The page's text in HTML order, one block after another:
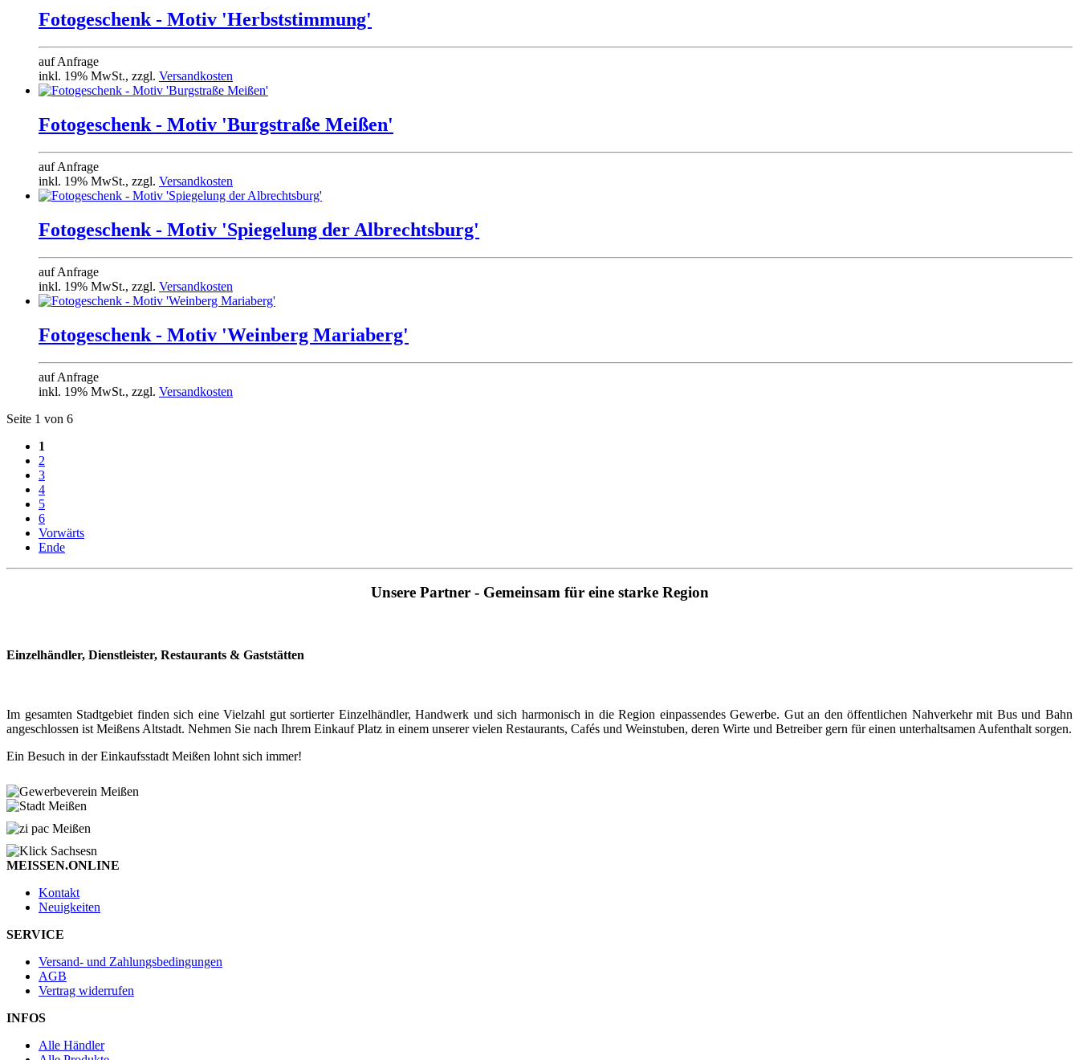
Fotogeschenk - Motiv 'Herbststimmung'
auf Anfrage
inkl. 19% MwSt., zzgl. Versandkosten
Fotogeschenk - Motiv 'Burgstraße Meißen'
auf Anfrage
inkl. 19% MwSt., zzgl. Versandkosten
Fotogeschenk - Motiv 'Spiegelung der Albrechtsburg'
auf Anfrage
inkl. 19% MwSt., zzgl. Versandkosten
Fotogeschenk - Motiv 'Weinberg Mariaberg'
auf Anfrage
inkl. 19% MwSt., zzgl. Versandkosten
Seite 1 von 6
1
2
3
4
5
6
Vorwärts
Ende
Unsere Partner - Gemeinsam für eine starke Region
Einzelhändler, Dienstleister, Restaurants & Gaststätten
Im gesamten Stadtgebiet finden sich eine Vielzahl gut sortierter Einzelhändler, Handwerk und sich harmonisch in die Region einpassendes Gewerbe. Gut an den öffentlichen Nahverkehr mit Bus und Bahn
angeschlossen ist Meißens Altstadt. Nehmen Sie nach Ihrem Einkauf Platz in einem unserer vielen Restaurants, Cafés und Weinstuben, deren Wirte und Betreiber gern für einen unterhaltsamen Aufenthalt sorgen.
Ein Besuch in der Einkaufsstadt Meißen lohnt sich immer!
MEISSEN.ONLINE
Kontakt
Neuigkeiten
SERVICE
Versand- und Zahlungsbedingungen
AGB
Vertrag widerrufen
INFOS
Alle Händler